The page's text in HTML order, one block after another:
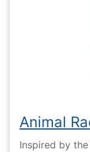
Animal
Inspired by